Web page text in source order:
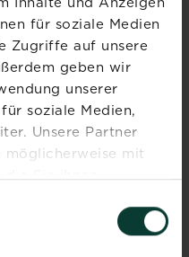
für soziale Medien
Zugriffe auf unsere
geben wir
unserer
soziale Medien,
Unsere Partner
mit
die Sie ihnen
haben.
aromatische
Samen.